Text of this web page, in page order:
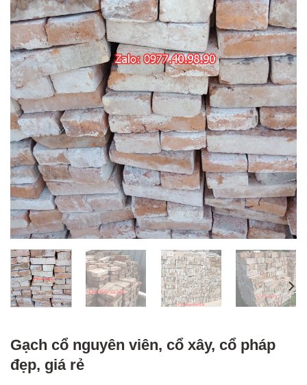
Gạch cổ nguyên viên, cổ xây, cổ pháp
đẹp, giá rẻ